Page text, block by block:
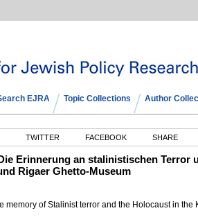
EJRA Topic Collections Author
TWITTER FACEBOOK SHARE
Erinnerung an stalinistischen Terror
Rigaer Ghetto-Museum
memory of Stalinist terror and the Holocaust in the